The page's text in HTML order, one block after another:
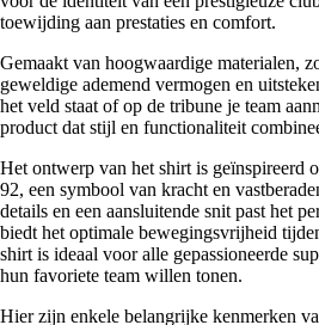
toewijding aan prestaties en comfort.
Gemaakt van hoogwaardige materialen,
geweldige ademend vermogen en
het veld staat of op de tribune je team
product dat stijl en functionaliteit
Het ontwerp van het shirt is geïnspireerd
92, een symbool van kracht en
details en een aansluitende snit past het
biedt het optimale bewegingsvrijheid
shirt is ideaal voor alle gepassioneerde
hun favoriete team willen tonen.
Hier zijn enkele belangrijke kenmerken